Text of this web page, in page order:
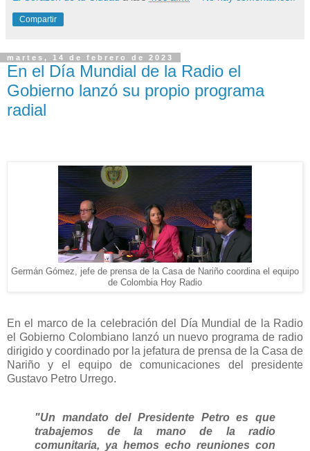
Compartir
martes, 14 de febrero de 2023
En el Día Mundial de la Radio el
Gobierno lanzó su propio programa
radial
Germán Gómez, jefe de prensa de la Casa de Nariño coordina el equipo
de Colombia Hoy Radio
En el marco de la celebración del Día Mundial de la Radio
el Gobierno Colombiano lanzó un nuevo programa de radio
dirigido y coordinado por la jefatura de prensa de la Casa de
Nariño y el equipo de comunicaciones del presidente
Gustavo Petro Urrego.
"Un mandato del Presidente Petro es que
trabajemos de la mano de la radio
comunitaria, ya hemos echo reuniones con